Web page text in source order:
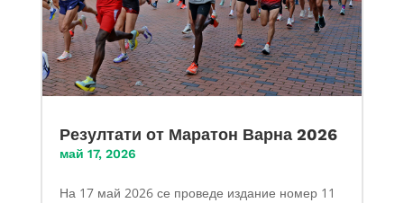
Резултати от Маратон Варна 2026
май 17, 2026
На 17 май 2026 се проведе издание номер 11